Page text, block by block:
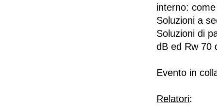
interno:
Soluzioni a
Soluzioni di
dB ed Rw 70
Evento in
Relatori: